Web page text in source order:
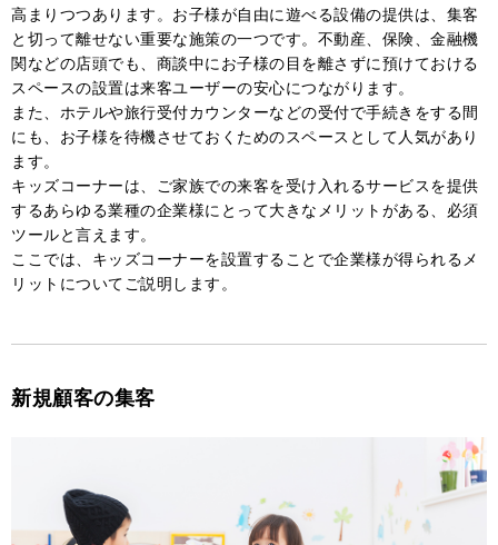
高まりつつあります。お子様が自由に遊べる設備の提供は、集客
と切って離せない重要な施策の一つです。不動産、保険、金融機
関などの店頭でも、商談中にお子様の目を離さずに預けておける
スペースの設置は来客ユーザーの安心につながります。
また、ホテルや旅行受付カウンターなどの受付で手続きをする間
にも、お子様を待機させておくためのスペースとして人気があり
ます。
キッズコーナーは、ご家族での来客を受け入れるサービスを提供
するあらゆる業種の企業様にとって大きなメリットがある、必須
ツールと言えます。
ここでは、キッズコーナーを設置することで企業様が得られるメ
リットについてご説明します。
新規顧客の集客